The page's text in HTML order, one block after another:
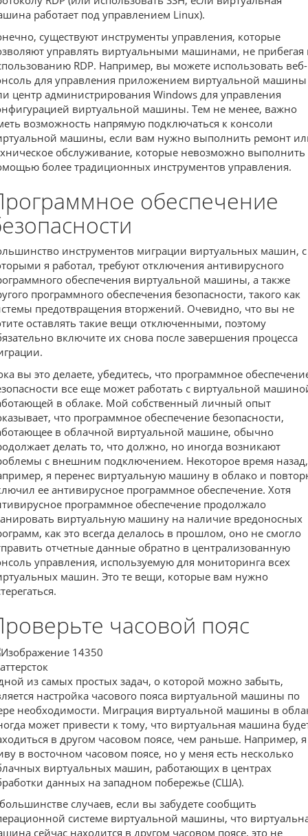
работает под управлением Linux).
существуют инструменты управления, которые
управлять виртуальными машинами, не прибегая
RDP. Например, вы можете использовать веб-
для управления приложением виртуальной машины
центр администрирования Windows для управления
виртуальной машины. Тем не менее, важно
возможность напрямую подключаться к консоли
машины, если вам нужно выполнить ремонт
обслуживание, которые невозможно выполнить
более традиционных инструментов управления.
обеспечение
инструментов миграции виртуальных машин, с
я работал, требуют отключения антивирусного
обеспечения виртуальной машины, а также
программного обеспечения безопасности, такого как
предотвращения вторжений. Очевидно, что вы не
оставлять такие вещи отключенными, поэтому
включите их снова после завершения процесса
вы это делаете, убедитесь, что программное
все еще может работать с виртуальной
в облаке. Мой собственный личный опыт
что программное обеспечение безопасности,
в облачной виртуальной машине, обычно
делать то, что должно, но иногда возникают
с внешним подключением. Некоторое время назад,
я перенес виртуальную машину в облако и
ее антивирусное программное обеспечение. Хотя
программное обеспечение продолжало
виртуальную машину на наличие вредоносных
как это всегда делалось в прошлом, оно не смогло
отчетные данные обратно в централизованную
управления, используемую для мониторинга всех
машин. Это те вещи, которые вам нужно
часовой пояс
из самых простых задач, о которой можно забыть,
настройка часового пояса виртуальной машины по
необходимости. Миграция виртуальной машины в
может привести к тому, что виртуальная машина
в другом часовом поясе, чем раньше. Например, я
в восточном часовом поясе, но у меня есть несколько
виртуальных машин, работающих в центрах
данных на западном побережье (США).
случаев, если вы забудете сообщить
системе виртуальной машины, что
сейчас находится в другом часовом поясе, это не